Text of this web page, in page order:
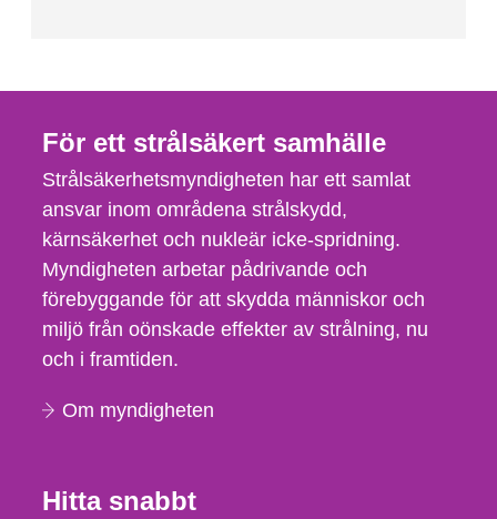
För ett strålsäkert samhälle
Strålsäkerhetsmyndigheten har ett samlat
ansvar inom områdena strålskydd,
kärnsäkerhet och nukleär icke-spridning.
Myndigheten arbetar pådrivande och
förebyggande för att skydda människor och
miljö från oönskade effekter av strålning, nu
och i framtiden.
Om myndigheten
Hitta snabbt